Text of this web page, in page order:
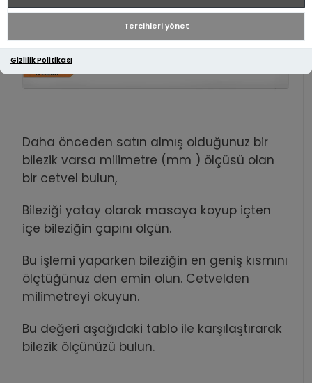
Tercihleri yönet
Gizlilik Politikası
Daha önceden satın almış olduğunuz bir
bilezik varsa milimetre (mm ) ölçüsü olan
bir cetvel bulun,
Bileziği yatay olarak masaya koyup içten
içe bileziğin çapını ölçün.
Bu işlemi yaparken bileziğin en geniş kısmını
ölçtüğünüz den emin olun. Cetvelden
milimetreyi okuyun.
Bu değeri aşağıdaki tablo ile karşılaştırarak
bilezik ölçünüzü bulun.